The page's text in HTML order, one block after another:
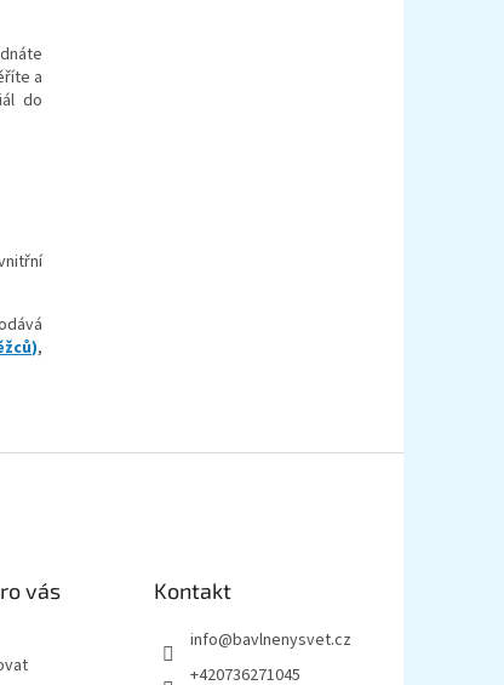
a
do
,
vás Kontakt
info@bavlnenysvet.cz
+420736271045